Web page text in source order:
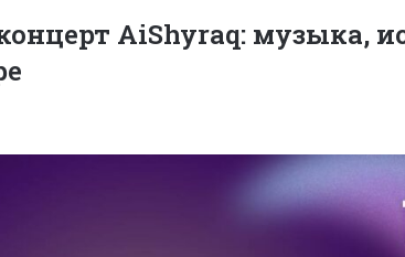
AiShyraq: музыка,